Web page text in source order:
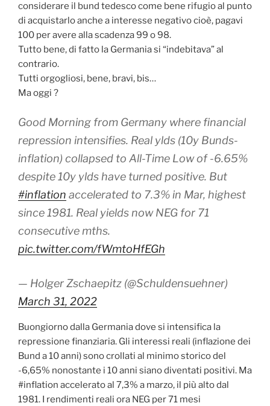
considerare il bund tedesco come bene rifugio al punto
di acquistarlo anche a interesse negativo cioè, pagavi
100 per avere alla scadenza 99 o 98.
Tutto bene, di fatto la Germania si “indebitava” al
contrario.
Tutti orgogliosi, bene, bravi, bis…
Ma oggi ?
Good Morning from Germany where financial
repression intensifies. Real ylds (10y Bunds-
inflation) collapsed to All-Time Low of -6.65%
despite 10y ylds have turned positive. But
#inflation accelerated to 7.3% in Mar, highest
since 1981. Real yields now NEG for 71
consecutive mths.
pic.twitter.com/fWmtoHfEGh
— Holger Zschaepitz (@Schuldensuehner)
March 31, 2022
Buongiornodalla Germania dove si intensifica la
repressione finanziaria. Gli interessi reali (inflazione dei
Bund a 10 anni) sono crollati al minimo storico del
-6,65% nonostante i 10 anni siano diventati positivi. Ma
#inflation accelerato al 7,3% a marzo, il più alto dal
1981. I rendimenti reali ora NEG per 71 mesi